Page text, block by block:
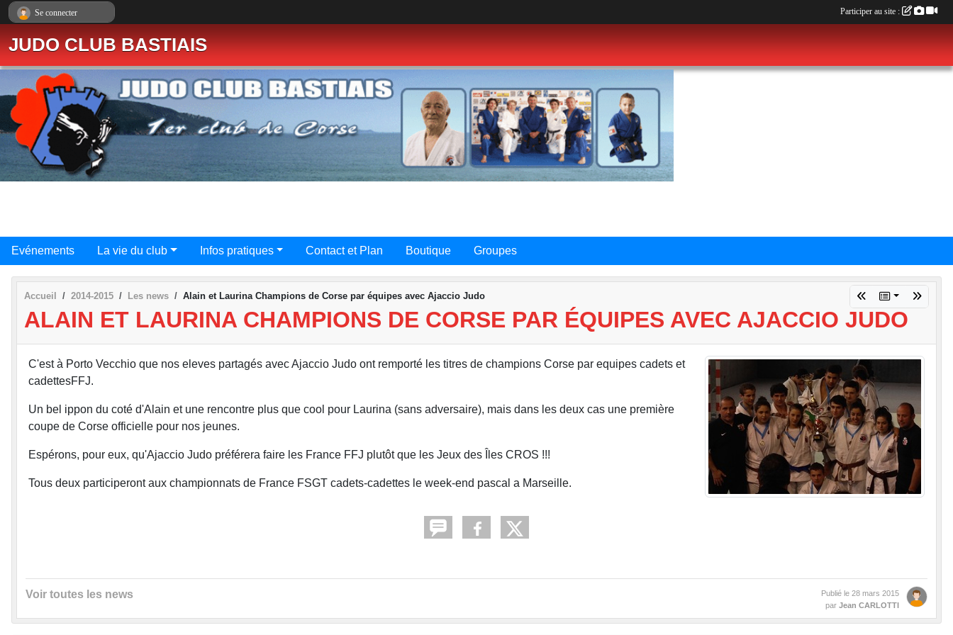
JUDO CLUB BASTIAIS
Evénements La vie du club Infos pratiques Contact et Plan Boutique Groupes
Accueil 2014-2015 Les news Alain et Laurina Champions de Corse par équipes avec Ajaccio Judo
ALAIN ET LAURINA CHAMPIONS DE CORSE PAR ÉQUIPES AVEC AJACCIO JUDO
C'est à Porto Vecchio que nos eleves partagés avec Ajaccio Judo ont remporté les titres de champions Corse par equipes cadets et
cadettesFFJ.
Un bel ippon du coté d'Alain et une rencontre plus que cool pour Laurina (sans adversaire), mais dans les deux cas une première
coupe de Corse officielle pour nos jeunes.
Espérons, pour eux, qu'Ajaccio Judo préférera faire les France FFJ plutôt que les Jeux des Îles CROS !!!
Tous deux participeront aux championnats de France FSGT cadets-cadettes le week-end pascal a Marseille.
Voir toutes les news Publié le 28 mars 2015
par Jean CARLOTTI
Se connecter Participer au site :
Panneau de gestion des cookies